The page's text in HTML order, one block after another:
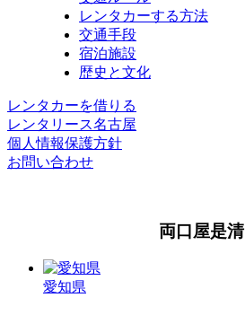
レンタカーする方法
交通手段
宿泊施設
歴史と文化
レンタカーを借りる
レンタリース名古屋
個人情報保護方針
お問い合わせ
両口屋是清
愛知県